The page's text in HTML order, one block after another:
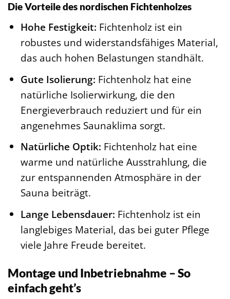
Die Vorteile des nordischen Fichtenholzes
Hohe Festigkeit: Fichtenholz ist ein
robustes und widerstandsfähiges Material,
das auch hohen Belastungen standhält.
Gute Isolierung: Fichtenholz hat eine
natürliche Isolierwirkung, die den
Energieverbrauch reduziert und für ein
angenehmes Saunaklima sorgt.
Natürliche Optik: Fichtenholz hat eine
warme und natürliche Ausstrahlung, die
zur entspannenden Atmosphäre in der
Sauna beiträgt.
Lange Lebensdauer: Fichtenholz ist ein
langlebiges Material, das bei guter Pflege
viele Jahre Freude bereitet.
Montage und Inbetriebnahme – So
einfach geht’s